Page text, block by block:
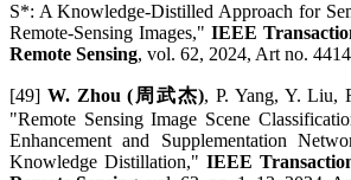
S*: A Knowledge-Distilled Approach for
Remote-Sensing Images," IEEE
Remote Sensing, vol. 62, 2024, Art no.
[49] W. Zhou (周武杰), P. Yang, Y. Liu,
"Remote Sensing Image Scene
Enhancement and Supplementation
Knowledge Distillation," IEEE